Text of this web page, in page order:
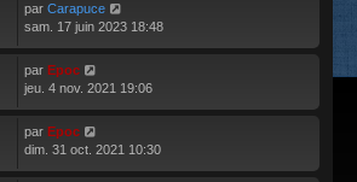
par Carapuce
sam. 17 juin 2023 18:48
par Epoc
jeu. 4 nov. 2021 19:06
par Epoc
dim. 31 oct. 2021 10:30